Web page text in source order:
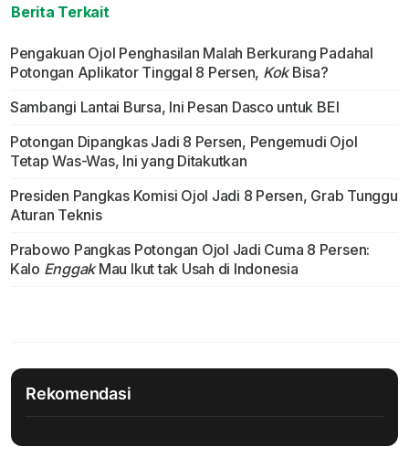
Berita Terkait
Pengakuan Ojol Penghasilan Malah Berkurang Padahal
Potongan Aplikator Tinggal 8 Persen, KokBisa?
Sambangi Lantai Bursa, Ini Pesan Dasco untuk BEI
Potongan Dipangkas Jadi 8 Persen, Pengemudi Ojol
Tetap Was-Was, Ini yang Ditakutkan
Presiden Pangkas Komisi Ojol Jadi 8 Persen, Grab Tunggu
Aturan Teknis
Prabowo Pangkas Potongan Ojol Jadi Cuma 8 Persen:
Kalo EnggakMau Ikut tak Usah di Indonesia
Rekomendasi